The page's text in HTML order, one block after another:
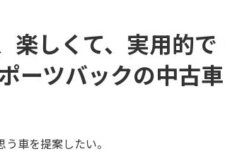
楽しくて、実用的
ーツバックの中古車
車を提案したい。